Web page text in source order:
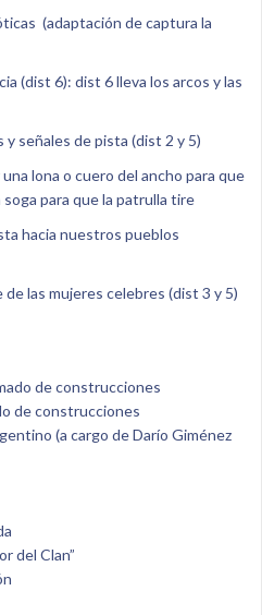
(adaptación de captura la
(dist 6): dist 6 lleva los arcos y las
señales de pista (dist 2 y 5)
lona o cuero del ancho para que
para que la patrulla tire
hacia nuestros pueblos
las mujeres celebres (dist 3 y 5)
de construcciones
de construcciones
(a cargo de Darío Giménez
del Clan”